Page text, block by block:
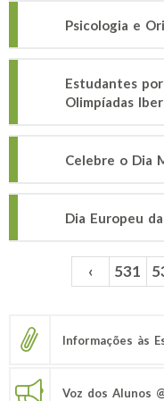
Psicologia e
Estudantes
Olimpíadas
Celebre o Dia
Dia Europeu
Páginas ‹ 531
Informações às
Voz dos Alunos